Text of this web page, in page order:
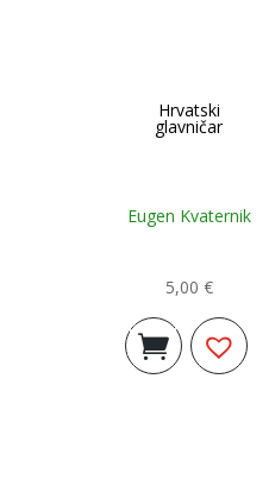
Hrvatski
glavničar
Eugen Kvaternik
5,00 €
Dodaj u
košaricu